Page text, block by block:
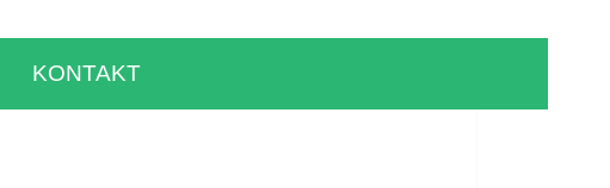
KONTAKT